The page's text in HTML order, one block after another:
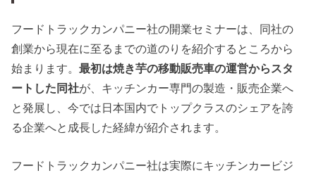
フードトラックカンパニー社の開業セミナーは、同社の
創業から現在に至るまでの道のりを紹介するところから
始まります。最初は焼き芋の移動販売車の運営からスタ
ートした同社が、キッチンカー専門の製造・販売企業へ
と発展し、今では日本国内でトップクラスのシェアを誇
る企業へと成長した経緯が紹介されます。
フードトラックカンパニー社は実際にキッチンカービジ